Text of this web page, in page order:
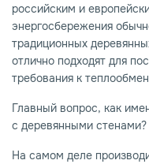
российским и
энергосбережения
традиционных
отлично подходят для
требования к
Главный вопрос, как
с деревянными стенами?
На самом деле